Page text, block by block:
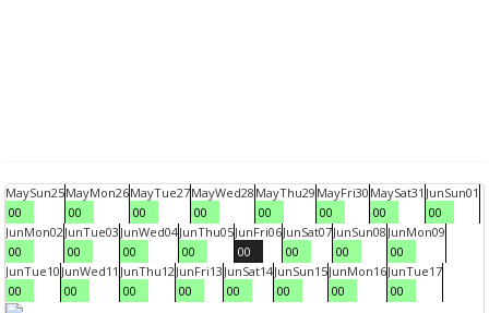
MaySun25
00
MayMon26
00
MayTue27
00
MayWed28
00
MayThu29
00
MayFri30
00
MaySat31
00
JunSun01
00
JunMon02
00
JunTue03
00
JunWed04
00
JunThu05
00
JunFri06
00
JunSat07
00
JunSun08
00
JunMon09
00
JunTue10
00
JunWed11
00
JunThu12
00
JunFri13
00
JunSat14
00
JunSun15
00
JunMon16
00
JunTue17
00